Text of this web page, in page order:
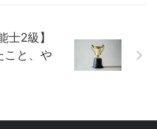
士2級】
こと、や